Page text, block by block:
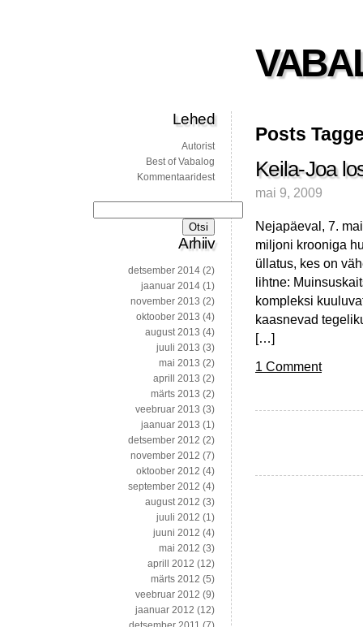
Posts
Keila-Joa
mai 9, 2009
Nejapäeval, 7.
miljoni krooniga
üllatus, kes on
lihtne:
kompleksi
kaasnevad
[…]
1 Comment
Lehed
Autorist
Best of Vabalog
Kommentaaridest
Arhiiv
detsember 2014 (2)
jaanuar 2014 (1)
november 2013 (2)
oktoober 2013 (4)
august 2013 (4)
juuli 2013 (3)
mai 2013 (2)
aprill 2013 (2)
märts 2013 (2)
veebruar 2013 (3)
jaanuar 2013 (1)
detsember 2012 (2)
november 2012 (7)
oktoober 2012 (4)
september 2012 (4)
august 2012 (3)
juuli 2012 (1)
juuni 2012 (4)
mai 2012 (3)
aprill 2012 (12)
märts 2012 (5)
veebruar 2012 (9)
jaanuar 2012 (12)